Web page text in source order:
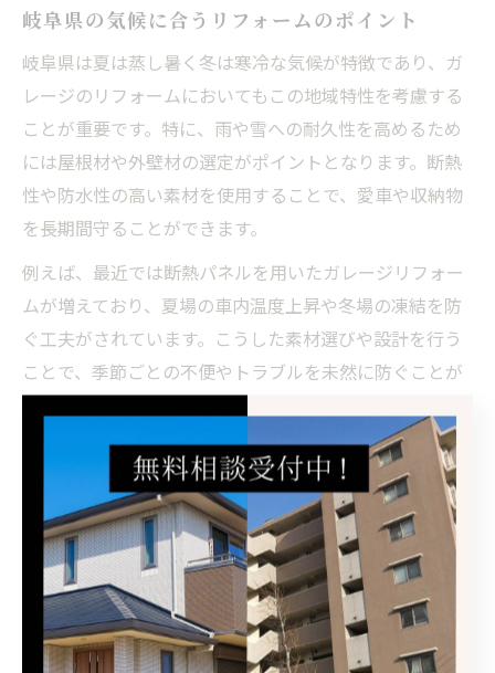
岐阜県の気候に合うリフォームのポイント
岐阜県は夏は蒸し暑く冬は寒冷な気候が特徴であり、ガ
レージのリフォームにおいてもこの地域特性を考慮する
ことが重要です。特に、雨や雪への耐久性を高めるため
には屋根材や外壁材の選定がポイントとなります。断熱
性や防水性の高い素材を使用することで、愛車や収納物
を長期間守ることができます。
例えば、最近では断熱パネルを用いたガレージリフォー
ムが増えており、夏場の車内温度上昇や冬場の凍結を防
ぐ工夫がされています。こうした素材選びや設計を行う
ことで、季節ごとの不便やトラブルを未然に防ぐことが
可能です。
また、岐阜県では台風や強風のリスクも無視できませ
ん。屋根やシャッター部分の補強、排水設備の見直しも
リフォーム時に検討したい要素です。これにより、安心
して長く利用できるガレージ空間が実現します。
地域特性を活かしたガレージリフォーム術
岐阜県の住宅街や郊外では、敷地の広さや景観との調和